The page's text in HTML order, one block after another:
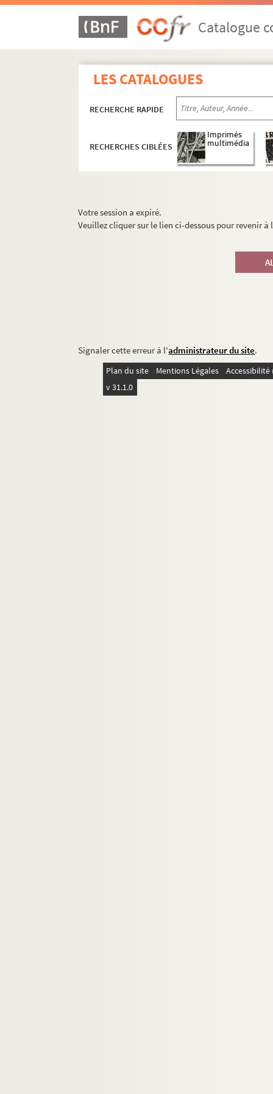
Catalogue
LES CATALOGUES
RECHERCHE RAPIDE
RECHERCHES CIBLÉES
Imprimés
multimédia
Votre session a expiré.
Veuillez cliquer sur le lien ci-dessous pour revenir
Signaler cette erreur à l'administrateur du site.
Plan du site Mentions Légales
v 31.1.0